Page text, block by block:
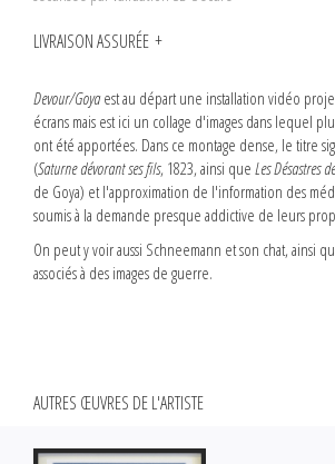
LIVRAISON ASSURÉE
Devour/Goyaest au départ une installation vidéo
écrans mais est ici un collage d'images dans lequel
ont été apportées. Dans ce montage dense, le titre
(Saturne dévorant ses fils, 1823, ainsi que Les Désastres
de Goya) et l'approximation de l'information des
soumis à la demande presque addictive de leurs
On peut y voir aussi Schneemann et son chat, ainsi
associés à des images de guerre.
AUTRES ŒUVRES DE L'ARTISTE